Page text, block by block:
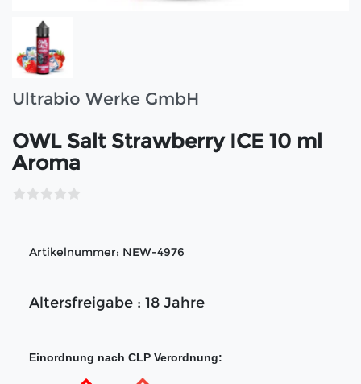
Ultrabio Werke GmbH
OWL Salt Strawberry ICE 10 ml
Aroma
Artikelnummer: NEW-4976
Altersfreigabe : 18 Jahre
Einordnung nach CLP Verordnung: